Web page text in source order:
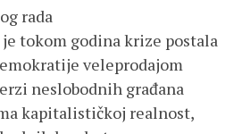
rada
tokom godina krize postala
veleprodajom
neslobodnih građana
kapitalističkoj realnost,